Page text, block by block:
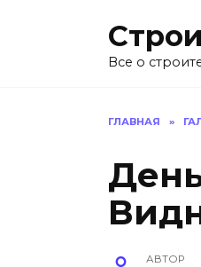
Все о
ГЛАВНАЯ »
АВТОР